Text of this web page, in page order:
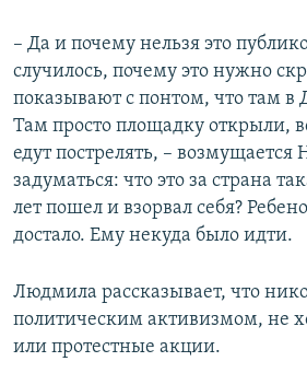
– Да и почему нельзя это
случилось, почему это нужно
показывают с понтом, что там в
Там просто площадку открыли,
едут пострелять, – возмущается
задуматься: что это за страна
лет пошел и взорвал себя?
достало. Ему некуда было идти.
Людмила рассказывает, что
политическим активизмом, не
или протестные акции.